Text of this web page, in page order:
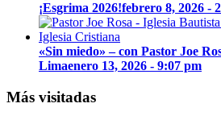
¡Esgrima 2026!febrero 8, 2026 -
«Sin miedo» – con Pastor Joe
Limaenero 13, 2026 - 9:07 pm
Más visitadas